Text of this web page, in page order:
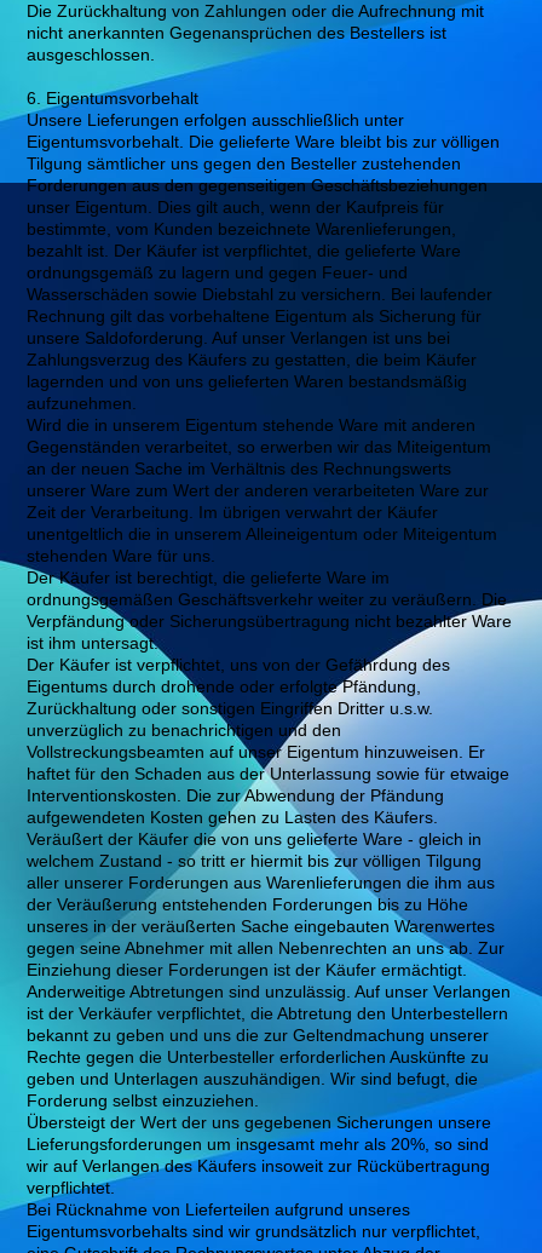
Die Zurückhaltung von Zahlungen oder die Aufrechnung mit
nicht anerkannten Gegenansprüchen des Bestellers ist
ausgeschlossen.
6. Eigentumsvorbehalt
Unsere Lieferungen erfolgen ausschließlich unter
Eigentumsvorbehalt. Die gelieferte Ware bleibt bis zur völligen
Tilgung sämtlicher uns gegen den Besteller zustehenden
Forderungen aus den gegenseitigen Geschäftsbeziehungen
unser Eigentum. Dies gilt auch, wenn der Kaufpreis für
bestimmte, vom Kunden bezeichnete Warenlieferungen,
bezahlt ist. Der Käufer ist verpflichtet, die gelieferte Ware
ordnungsgemäß zu lagern und gegen Feuer- und
Wasserschäden sowie Diebstahl zu versichern. Bei laufender
Rechnung gilt das vorbehaltene Eigentum als Sicherung für
unsere Saldoforderung. Auf unser Verlangen ist uns bei
Zahlungsverzug des Käufers zu gestatten, die beim Käufer
lagernden und von uns gelieferten Waren bestandsmäßig
aufzunehmen.
Wird die in unserem Eigentum stehende Ware mit anderen
Gegenständen verarbeitet, so erwerben wir das Miteigentum
an der neuen Sache im Verhältnis des Rechnungswerts
unserer Ware zum Wert der anderen verarbeiteten Ware zur
Zeit der Verarbeitung. Im übrigen verwahrt der Käufer
unentgeltlich die in unserem Alleineigentum oder Miteigentum
stehenden Ware für uns.
Der Käufer ist berechtigt, die gelieferte Ware im
ordnungsgemäßen Geschäftsverkehr weiter zu veräußern. Die
Verpfändung oder Sicherungsübertragung nicht bezahlter Ware
ist ihm untersagt.
Der Käufer ist verpflichtet, uns von der Gefährdung des
Eigentums durch drohende oder erfolgte Pfändung,
Zurückhaltung oder sonstigen Eingriffen Dritter u.s.w.
unverzüglich zu benachrichtigen und den
Vollstreckungsbeamten auf unser Eigentum hinzuweisen. Er
haftet für den Schaden aus der Unterlassung sowie für etwaige
Interventionskosten. Die zur Abwendung der Pfändung
aufgewendeten Kosten gehen zu Lasten des Käufers.
Veräußert der Käufer die von uns gelieferte Ware - gleich in
welchem Zustand - so tritt er hiermit bis zur völligen Tilgung
aller unserer Forderungen aus Warenlieferungen die ihm aus
der Veräußerung entstehenden Forderungen bis zu Höhe
unseres in der veräußerten Sache eingebauten Warenwertes
gegen seine Abnehmer mit allen Nebenrechten an uns ab. Zur
Einziehung dieser Forderungen ist der Käufer ermächtigt.
Anderweitige Abtretungen sind unzulässig. Auf unser Verlangen
ist der Verkäufer verpflichtet, die Abtretung den Unterbestellern
bekannt zu geben und uns die zur Geltendmachung unserer
Rechte gegen die Unterbesteller erforderlichen Auskünfte zu
geben und Unterlagen auszuhändigen. Wir sind befugt, die
Forderung selbst einzuziehen.
Übersteigt der Wert der uns gegebenen Sicherungen unsere
Lieferungsforderungen um insgesamt mehr als 20%, so sind
wir auf Verlangen des Käufers insoweit zur Rückübertragung
verpflichtet.
Bei Rücknahme von Lieferteilen aufgrund unseres
Eigentumsvorbehalts sind wir grundsätzlich nur verpflichtet,